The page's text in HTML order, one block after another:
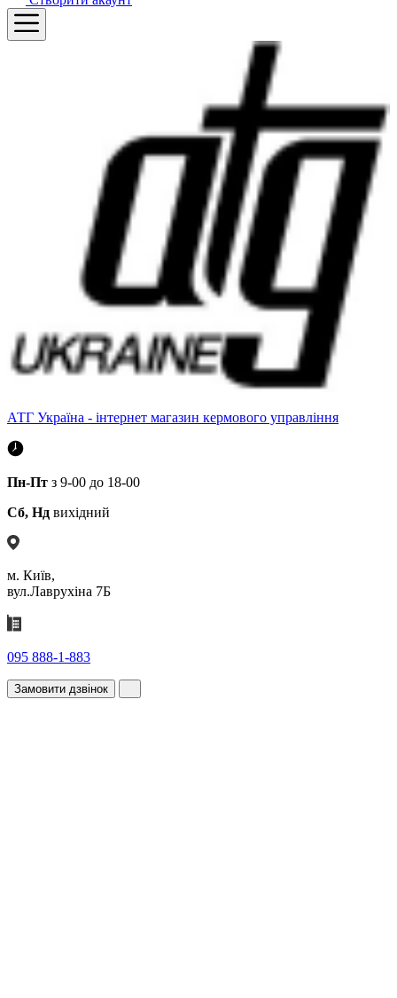
АТГ Україна - інтернет магазин кермового управління
Пн-Пт з 9-00 до 18-00
Сб, Нд вихідний
м. Київ,
вул.Лаврухіна 7Б
095 888-1-883
Замовити дзвінок